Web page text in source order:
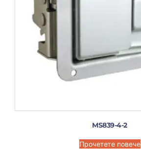
MS839-4-2
Прочетете повече